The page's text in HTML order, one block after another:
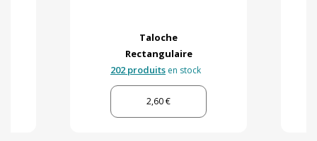
Taloche
Rectangulaire
202 produits en stock
2,60 €